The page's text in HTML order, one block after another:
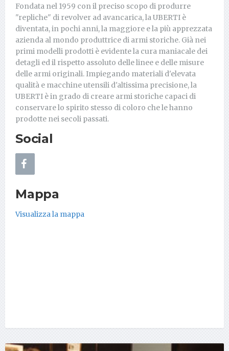
Fondata nel 1959 con il preciso scopo di produrre
"repliche" di revolver ad avancarica, la UBERTI è
diventata, in pochi anni, la maggiore e la più apprezzata
azienda al mondo produttrice di armi storiche. Già nei
primi modelli prodotti è evidente la cura maniacale dei
detagli ed il rispetto assoluto delle linee e delle misure
delle armi originali. Impiegando materiali d'elevata
qualità e macchine utensili d'altissima precisione, la
UBERTI è in grado di creare armi storiche capaci di
conservare lo spirito stesso di coloro che le hanno
prodotte nei secoli passati.
Social
Mappa
Visualizza la mappa